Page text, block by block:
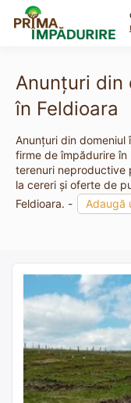
content
Anunțuri din
în Feldioara
Anunțuri din domeniul
firme de împădurire în
terenuri neproductive
la cereri și oferte de
Feldioara. -
Adaugă